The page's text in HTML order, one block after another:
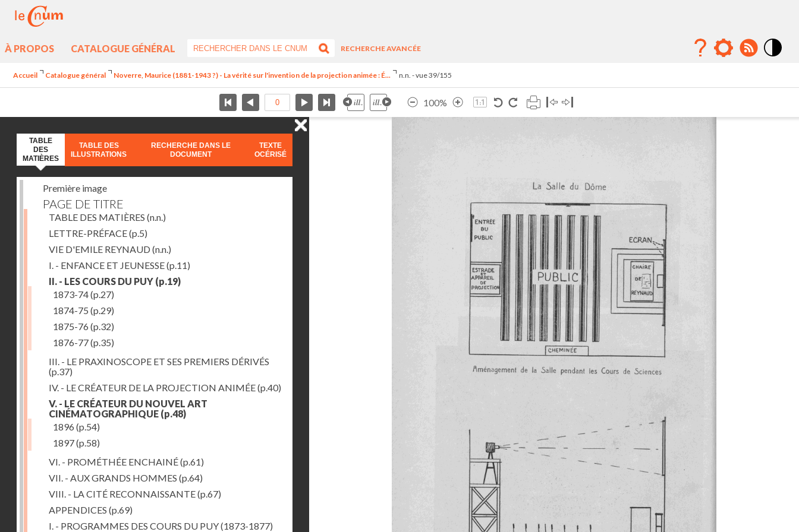
À PROPOS CATALOGUE GÉNÉRAL
RECHERCHE AVANCÉE
Accueil Catalogue général Noverre, Maurice (1881-1943 ?) - La vérité sur l'invention de la projection animée : É... n.n. - vue 39/155
100%
TABLE
DES
MATIÈRES
TABLE DES
ILLUSTRATIONS
RECHERCHE DANS LE
DOCUMENT
TEXTE
OCÉRISÉ
Première image
PAGE DE TITRE
TABLE DES MATIÈRES (n.n.)
LETTRE-PRÉFACE(p.5)
VIE D'EMILE REYNAUD (n.n.)
I. - ENFANCE ET JEUNESSE(p.11)
II. - LES COURS DU PUY (p.19)
1873-74(p.27)
1874-75 (p.29)
1875-76 (p.32)
1876-77(p.35)
III. - LE PRAXINOSCOPE ET SES PREMIERS DÉRIVÉS
(p.37)
IV. - LE CRÉATEUR DE LA PROJECTION ANIMÉE(p.40)
V. - LE CRÉATEUR DU NOUVEL ART
CINÉMATOGRAPHIQUE (p.48)
1896 (p.54)
1897(p.58)
VI. - PROMÉTHÉE ENCHAINÉ(p.61)
VII. - AUX GRANDS HOMMES (p.64)
VIII. - LA CITÉ RECONNAISSANTE(p.67)
APPENDICES (p.69)
I. - PROGRAMMES DES COURS DU PUY (1873-1877)